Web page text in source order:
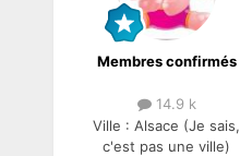
Membres confirmés
14.9 k
Ville :Alsace (Je sais,
c'est pas une ville)